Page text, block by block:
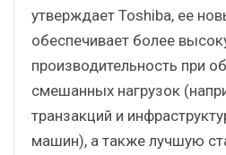
утверждает Toshiba, ее
обеспечивает более
производительность при
смешанных нагрузок
транзакций и
машин), а также лучшую